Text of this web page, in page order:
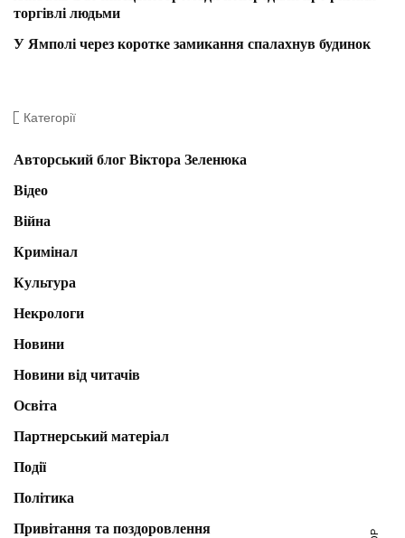
торгівлі людьми
У Ямполі через коротке замикання спалахнув будинок
Категорії
Авторський блог Віктора Зеленюка
Відео
Війна
Кримінал
Культура
Некрологи
Новини
Новини від читачів
Освіта
Партнерський матеріал
Події
Політика
Привітання та поздоровлення